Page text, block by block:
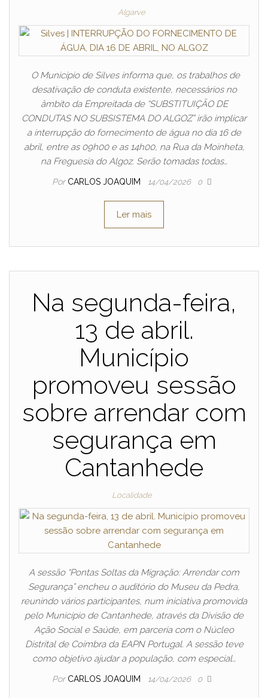
Algarve
O Município de Silves informa que, os trabalhos de
desativação de conduta existente, necessários no
âmbito da Empreitada de “SUBSTITUIÇÃO DE
CONDUTAS NO SUBSISTEMA DO ALGOZ” irão implicar
a interrupção do fornecimento de água no dia 16 de
abril, entre as 09h00 e as 14h00, na Rua da Moinheta,
na Freguesia do Algoz. Serão tomadas todas…
Por CARLOS JOAQUIM 14/04/2026 0
Ler mais
Na segunda-feira,
13 de abril.
Município
promoveu sessão
sobre arrendar com
segurança em
Cantanhede
Localidade
A sessão “Pontas Soltas da Migração: Arrendar com
Segurança” encheu o auditório do Museu da Pedra,
reunindo vários participantes, num iniciativa promovida
pelo Município de Cantanhede, através da Divisão de
Ação Social e Saúde, em parceria com o Núcleo
Distrital de Coimbra da EAPN Portugal. A sessão teve
como objetivo ajudar a população, com especial…
Por CARLOS JOAQUIM 14/04/2026 0